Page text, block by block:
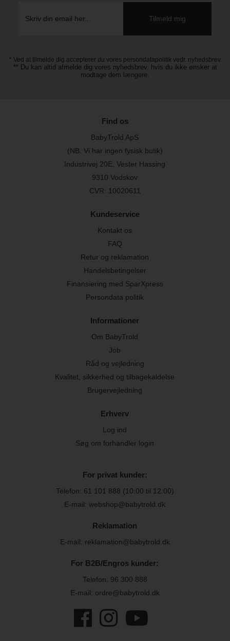
* Ved at tilmelde dig accepterer du vores persondatapolitik vedr. nyhedsbrev
** Du kan altid afmelde dig vores nyhedsbrev, hvis du ikke ønsker at
modtage dem længere.
Find os
BabyTrold ApS
(NB. Vi har ingen fysisk butik)
Industrivej 20E, Vester Hassing
9310 Vodskov
CVR: 10020611
Kundeservice
Kontakt os
FAQ
Retur og reklamation
Handelsbetingelser
Finansiering med SparXpress
Persondata politik
Informationer
Om BabyTrold
Job
Råd og vejledning
Kvalitet, sikkerhed og tilbagekaldelse
Brugervejledning
Erhverv
Log ind
Søg om forhandler login
For privat kunder:
Telefon: 61 101 888 (10:00 til 12:00)
E-mail: webshop@babytrold.dk
Reklamation
E-mail: reklamation@babytrold.dk
For B2B/Engros kunder:
Telefon: 96 300 888
E-mail: ordre@babytrold.dk